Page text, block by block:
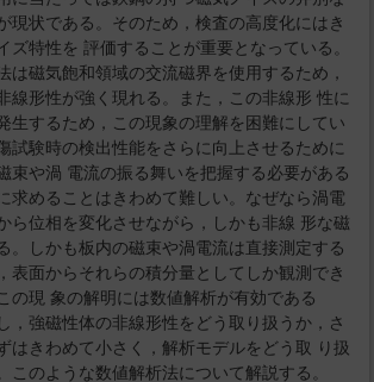
現状である。そのため，検査の高度化にはき
ズ特性を 評価することが重要となっている。
は磁気飽和領域の交流磁界を使用するため，
線形性が強く現れる。また，この非線形 性に
生するため，この現象の理解を困難にしてい
試験時の検出性能をさらに向上させるために
束や渦 電流の振る舞いを把握する必要がある
求めることはきわめて難しい。なぜなら渦電
ら位相を変化させながら，しかも非線 形な磁
。しかも板内の磁束や渦電流は直接測定する
表面からそれらの積分量としてしか観測でき
の現 象の解明には数値解析が有効である
，強磁性体の非線形性をどう取り扱うか，さ
はきわめて小さく，解析モデルをどう取 り扱
このような数値解析法について解説する。